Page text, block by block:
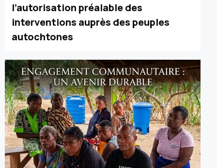
l’autorisation préalable des
interventions auprès des peuples
autochtones